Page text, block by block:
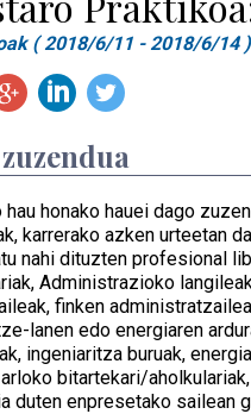
( 2018/6/11 - 2018/6/14 )
hau honako hauei dago
karrerako azken urteetan
nahi dituzten profesional
Administrazioko
finken
lanen edo energiaren
ingeniaritza buruak,
bitartekari/
duten enpresetako sailean